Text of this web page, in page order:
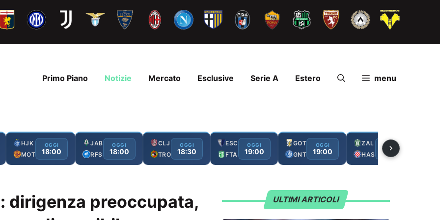
Primo Piano Notizie Mercato Esclusive Serie A Estero menu
HJK
MOT
OGGI
18:00
JAB
RFS
OGGI
18:00
CLJ
TRO
OGGI
18:30
ESC
FTA
OGGI
19:00
GOT
GNT
OGGI
19:00
ZAL
HAS
OGGI
19:00
dirigenza preoccupata,
ULTIMI ARTICOLI